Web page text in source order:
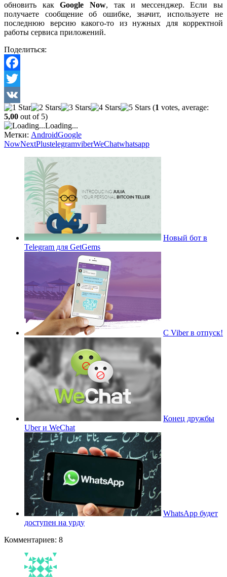
обновить какGoogle Now, так и мессенджер. Если вы
получаете сообщение об ошибке, значит, используете не
последнюю версию какого-то из нужных для корректной
работы сервиса приложений.
Поделиться:
Facebook
Twitter
VK
(1 votes, average:
5,00 out of 5)
Loading...
Метки: AndroidGoogle
NowNextPlustelegramviberWeChatwhatsapp
Новый бот в
Telegram для GetGems
С Viber в отпуск!
Конец дружбы
Uber и WeChat
WhatsApp будет
доступен на урду
Комментариев: 8